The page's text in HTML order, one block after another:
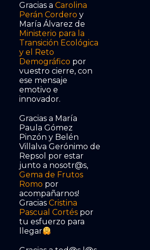
Gracias aCarolina
Perán Cordero y
María Álvarez de
Ministerio para la
Transición Ecológica
y el Reto
Demográfico por
vuestro cierre, con
ese mensaje
emotivo e
innovador.
Gracias a María
Paula Gómez
Pinzón y Belén
Villalva Gerónimo de
Repsol por estar
junto a nosotr@s,
Gema de Frutos
Romo por
acompañarnos!
GraciasCristina
Pascual Cortés por
tu esfuerzo para
llegar